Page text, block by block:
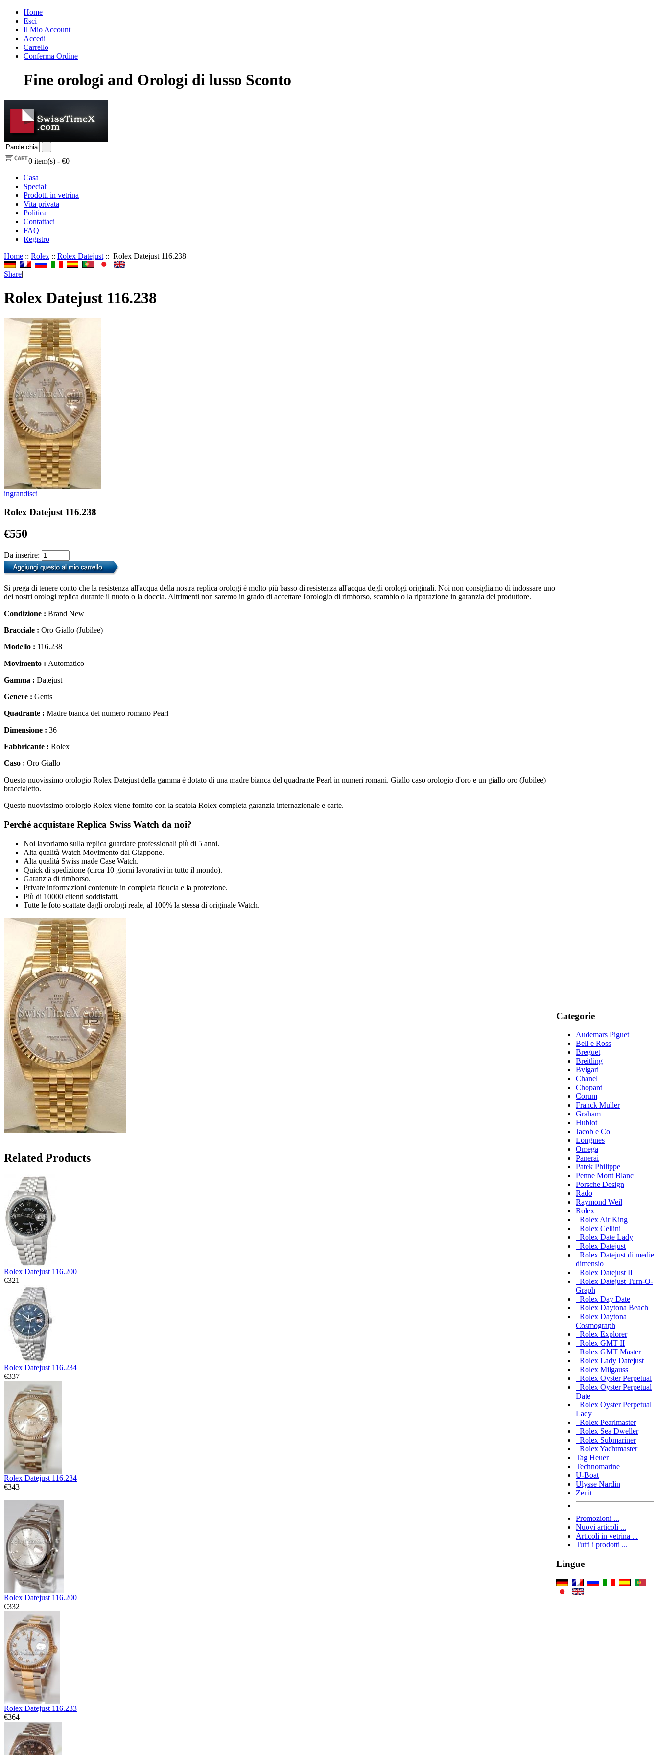
Home
Esci
Il Mio Account
Accedi
Carrello
Conferma Ordine
Fine orologi and Orologi di lusso Sconto
0 item(s) - €0
Casa
Speciali
Prodotti in vetrina
Vita privata
Politica
Contattaci
FAQ
Registro
Home :: Rolex :: Rolex Datejust :: Rolex Datejust 116.238
Share|
Rolex Datejust 116.238
ingrandisci
Rolex Datejust 116.238
€550
Da inserire:
Si prega di tenere conto che la resistenza all'acqua della nostra replica orologi è molto più basso di resistenza all'acqua degli orologi originali. Noi non consigliamo di indossare uno
dei nostri orologi replica durante il nuoto o la doccia. Altrimenti non saremo in grado di accettare l'orologio di rimborso, scambio o la riparazione in garanzia del produttore.
Condizione : Brand New
Bracciale : Oro Giallo (Jubilee)
Modello : 116.238
Movimento : Automatico
Gamma : Datejust
Genere : Gents
Quadrante : Madre bianca del numero romano Pearl
Dimensione : 36
Fabbricante : Rolex
Caso : Oro Giallo
Questo nuovissimo orologio Rolex Datejust della gamma è dotato di una madre bianca del quadrante Pearl in numeri romani, Giallo caso orologio d'oro e un giallo oro (Jubilee)
braccialetto.
Questo nuovissimo orologio Rolex viene fornito con la scatola Rolex completa garanzia internazionale e carte.
Perché acquistare Replica Swiss Watch da noi?
Noi lavoriamo sulla replica guardare professionali più di 5 anni.
Alta qualità Watch Movimento dal Giappone.
Alta qualità Swiss made Case Watch.
Quick di spedizione (circa 10 giorni lavorativi in tutto il mondo).
Garanzia di rimborso.
Private informazioni contenute in completa fiducia e la protezione.
Più di 10000 clienti soddisfatti.
Tutte le foto scattate dagli orologi reale, al 100% la stessa di originale Watch.
Related Products
Rolex Datejust 116.200
€321
Rolex Datejust 116.234
€337
Rolex Datejust 116.234
€343
Rolex Datejust 116.200
€332
Rolex Datejust 116.233
€364
Categorie
Audemars Piguet
Bell e Ross
Breguet
Breitling
Bvlgari
Chanel
Chopard
Corum
Franck Muller
Graham
Hublot
Jacob e Co
Longines
Omega
Panerai
Patek Philippe
Penne Mont Blanc
Porsche Design
Rado
Raymond Weil
Rolex
Rolex Air King
Rolex Cellini
Rolex Date Lady
Rolex Datejust
Rolex Datejust di medie
dimensio
Rolex Datejust II
Rolex Datejust Turn-O-
Graph
Rolex Day Date
Rolex Daytona Beach
Rolex Daytona
Cosmograph
Rolex Explorer
Rolex GMT II
Rolex GMT Master
Rolex Lady Datejust
Rolex Milgauss
Rolex Oyster Perpetual
Rolex Oyster Perpetual
Date
Rolex Oyster Perpetual
Lady
Rolex Pearlmaster
Rolex Sea Dweller
Rolex Submariner
Rolex Yachtmaster
Tag Heuer
Technomarine
U-Boat
Ulysse Nardin
Zenit
Promozioni ...
Nuovi articoli ...
Articoli in vetrina ...
Tutti i prodotti ...
Lingue